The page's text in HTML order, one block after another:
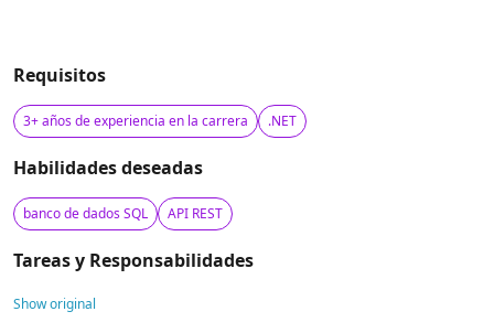
Requisitos
3+ años de experiencia en la carrera .NET
Habilidades deseadas
banco de dados SQL API REST
Tareas y Responsabilidades
Show original